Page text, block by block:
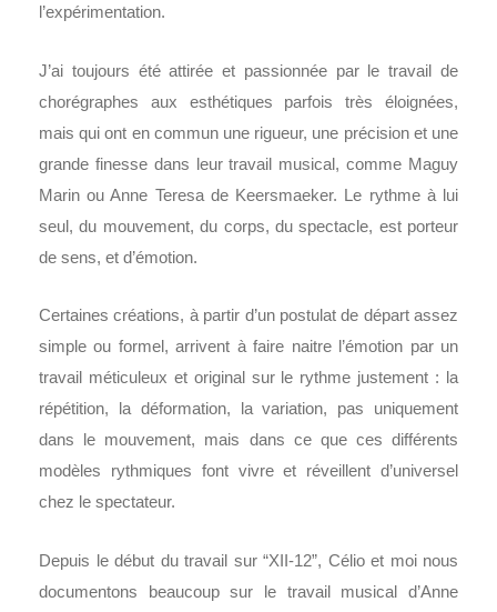
l’expérimentation.
J’ai toujours été attirée et passionnée par le travail de
chorégraphes aux esthétiques parfois très éloignées,
mais qui ont en commun une rigueur, une précision et une
grande finesse dans leur travail musical, comme Maguy
Marin ou Anne Teresa de Keersmaeker. Le rythme à lui
seul, du mouvement, du corps, du spectacle, est porteur
de sens, et d’émotion.
Certaines créations, à partir d’un postulat de départ assez
simple ou formel, arrivent à faire naitre l’émotion par un
travail méticuleux et original sur le rythme justement : la
répétition, la déformation, la variation, pas uniquement
dans le mouvement, mais dans ce que ces différents
modèles rythmiques font vivre et réveillent d’universel
chez le spectateur.
Depuis le début du travail sur “XII-12”, Célio et moi nous
documentons beaucoup sur le travail musical d’Anne